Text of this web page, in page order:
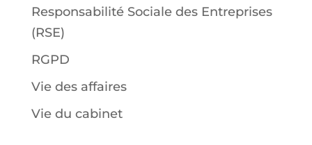
Responsabilité Sociale des Entreprises
(RSE)
RGPD
Vie des affaires
Vie du cabinet